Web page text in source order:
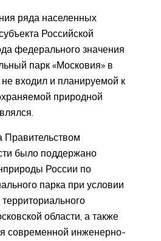
ряда населенных
Российской
федерального значения
парк «Московия» в
входил и планируемой к
природной
было поддержано
России по
парка при условии
области, а также
современной инженерно-